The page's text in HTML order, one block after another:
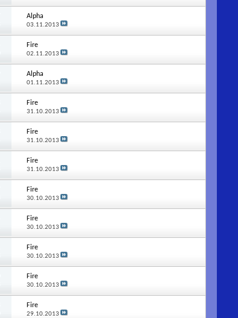
Alpha
03.11.2013
Fire
02.11.2013
Alpha
01.11.2013
Fire
31.10.2013
Fire
31.10.2013
Fire
31.10.2013
Fire
30.10.2013
Fire
30.10.2013
Fire
30.10.2013
Fire
30.10.2013
Fire
29.10.2013